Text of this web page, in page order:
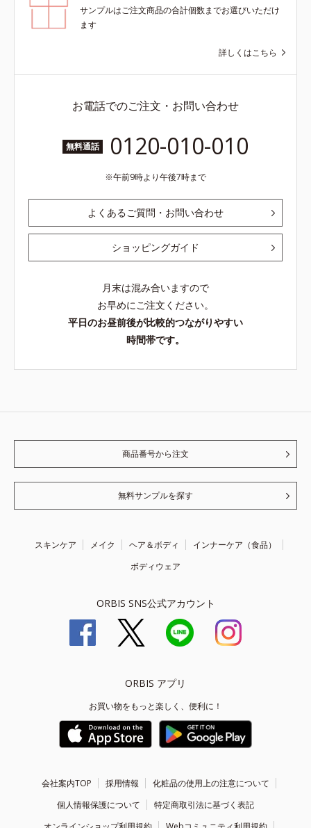
サンプルはご注文商品の合計個数までお選びいただけ
ます
詳しくはこちら
お電話でのご注文・お問い合わせ
無料通話 0120-010-010
午前9時より午後7時まで
よくあるご質問・お問い合わせ
ショッピングガイド
月末は混み合いますので
お早めにご注文ください。
平日のお昼前後が比較的つながりやすい
時間帯です。
商品番号から注文
無料サンプルを探す
スキンケア メイク ヘア＆ボディ
インナーケア（食品）
ボディウェア
ORBIS SNS公式アカウント
ORBIS アプリ
お買い物をもっと楽しく、便利に！
会社案内TOP 採用情報
化粧品の使用上の注意について
個人情報保護について
特定商取引法に基づく表記